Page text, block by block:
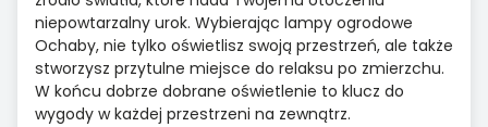
niepowtarzalny urok. Wybierając lampy ogrodowe
Ochaby, nie tylko oświetlisz swoją przestrzeń, ale także
stworzysz przytulne miejsce do relaksu po zmierzchu.
W końcu dobrze dobrane oświetlenie to klucz do
wygody w każdej przestrzeni na zewnątrz.